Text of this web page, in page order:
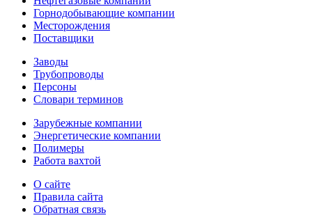
Горнодобывающие компании
Месторождения
Поставщики
Заводы
Трубопроводы
Персоны
Словари терминов
Зарубежные компании
Энергетические компании
Полимеры
Работа вахтой
О сайте
Правила сайта
Обратная связь